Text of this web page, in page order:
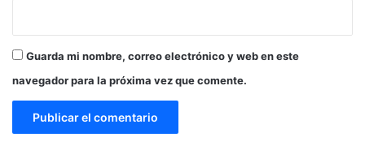
Guarda mi nombre, correo electrónico y web en este
navegador para la próxima vez que comente.